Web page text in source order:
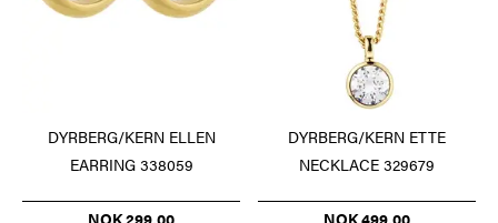
DYRBERG/KERN ELLEN
EARRING 338059
NOK 299,00
DYRBERG/KERN ETTE
NECKLACE 329679
NOK 499,00